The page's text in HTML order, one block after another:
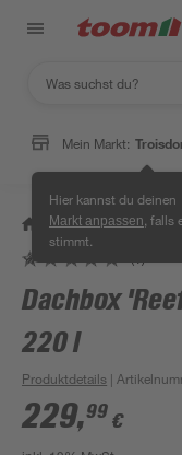
Mein Markt:
Hier kannst du deinen
Markt anpassen , falls
stimmt.
/ Garten & Freizeit /
Dachbox
220 l
Produktdetails |
229,99 €